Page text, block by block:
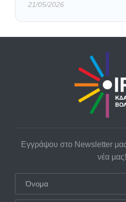
21/05/2026
Εγγράψου στο Newsletter
νέα μας!